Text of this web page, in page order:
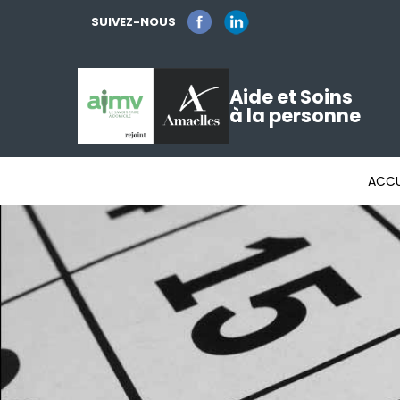
SUIVEZ-NOUS
Aide et Soins
à la personne